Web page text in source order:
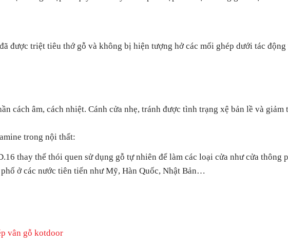
được triệt tiêu thớ gỗ và không bị hiện tượng hở các mối ghép dưới tác
cách âm, cách nhiệt. Cánh cửa nhẹ, tránh được tình trạng xệ bản lề và
trong nội thất:
thay thế thói quen sử dụng gỗ tự nhiên để làm các loại cửa như cửa
ở các nước tiên tiến như Mỹ, Hàn Quốc, Nhật Bản…
vân gỗ kotdoor